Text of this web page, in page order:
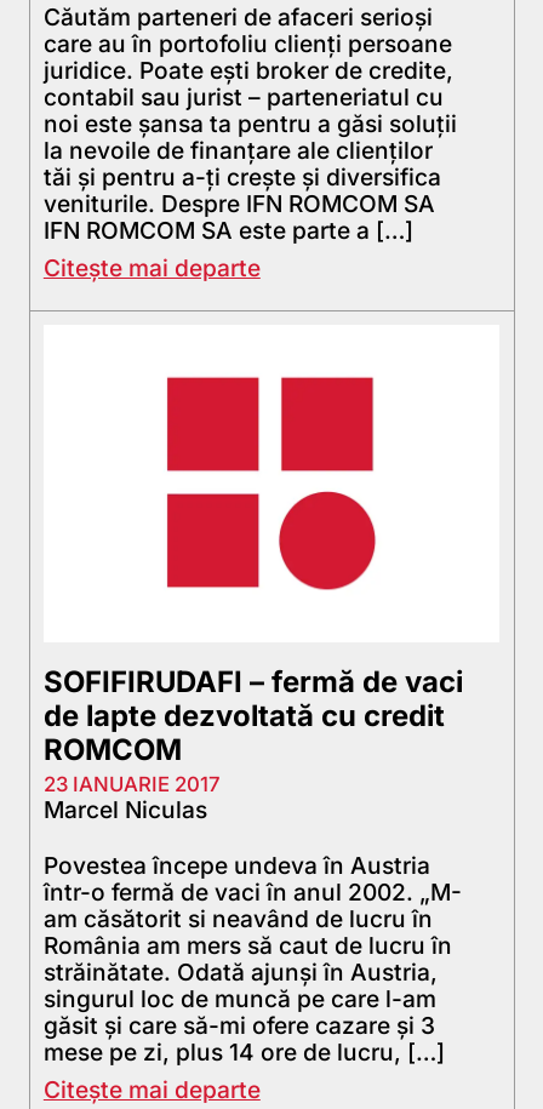
Căutăm parteneri de afaceri serioși
care au în portofoliu clienți persoane
juridice. Poate ești broker de credite,
contabil sau jurist – parteneriatul cu
noi este șansa ta pentru a găsi soluții
la nevoile de finanțare ale clienților
tăi și pentru a-ți crește și diversifica
veniturile. Despre IFN ROMCOM SA
IFN ROMCOM SA este parte a […]
Citește mai departe
SOFIFIRUDAFI – fermă de vaci
de lapte dezvoltată cu credit
ROMCOM
23 IANUARIE 2017
Marcel Niculas
Povestea începe undeva în Austria
într-o fermă de vaci în anul 2002. „M-
am căsătorit si neavând de lucru în
România am mers să caut de lucru în
străinătate. Odată ajunşi în Austria,
singurul loc de muncă pe care l-am
găsit şi care să-mi ofere cazare şi 3
mese pe zi, plus 14 ore de lucru, […]
Citește mai departe